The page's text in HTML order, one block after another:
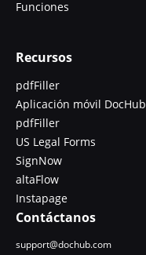
Funciones
Recursos
pdfFiller
Aplicación móvil DocHub
pdfFiller
US Legal Forms
SignNow
altaFlow
Instapage
Contáctanos
support@dochub.com